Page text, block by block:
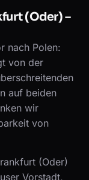
(Oder) –
nach Polen:
von der
auf beiden
wir
von
(Oder)
Vorstadt,